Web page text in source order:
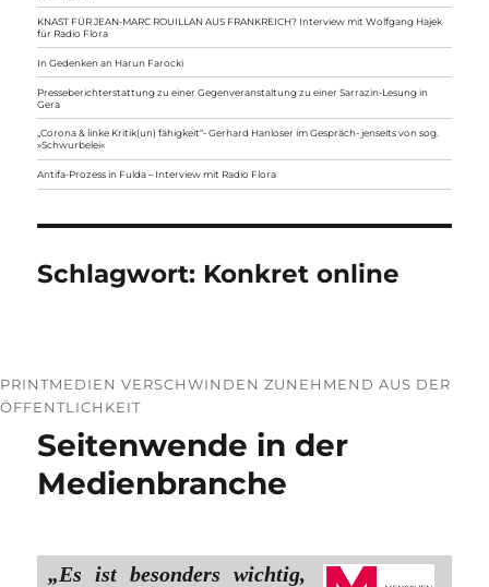
KNAST FÜR JEAN-MARC ROUILLAN AUS FRANKREICH? Interview mit Wolfgang Hajek
für Radio Flora
In Gedenken an Harun Farocki
Presseberichterstattung zu einer Gegenveranstaltung zu einer Sarrazin-Lesung in
Gera
„Corona & linke Kritik(un) fähigkeit“- Gerhard Hanloser im Gespräch- jenseits von sog.
»Schwurbelei«
Antifa-Prozess in Fulda – Interview mit Radio Flora
Schlagwort: Konkret online
PRINTMEDIEN VERSCHWINDEN ZUNEHMEND AUS DER
ÖFFENTLICHKEIT
Seitenwende in der
Medienbranche
„Es ist besonders wichtig,